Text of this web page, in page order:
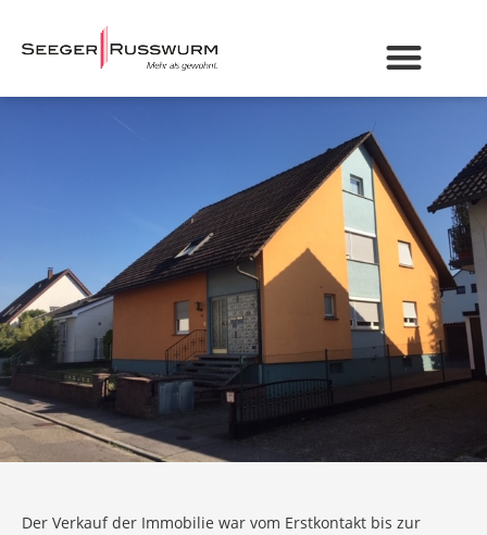
Der Verkauf der Immobilie war vom Erstkontakt bis zur